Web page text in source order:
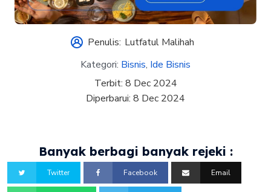
Penulis: Lutfatul Malihah
Kategori: Bisnis, Ide Bisnis
Terbit: 8 Dec 2024
Diperbarui: 8 Dec 2024
Banyak berbagi banyak rejeki :
Twitter Facebook Email